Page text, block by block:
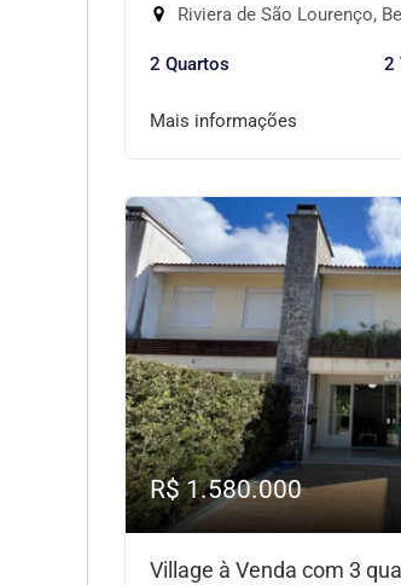
Riviera de São Lourenço,
2 Quartos 2
Mais informações
R$ 1.580.000
Village à Venda com 3